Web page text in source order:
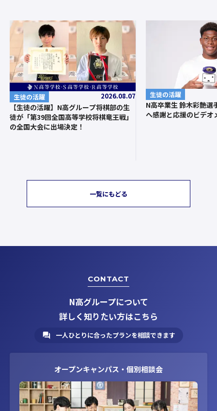
生徒の活躍 2026.08.07
【生徒の活躍】N高グループ将棋部の生
徒が「第39回全国高等学校将棋竜王戦」
の全国大会に出場決定！
生徒の活躍
N高卒業生 鈴木彩艶選
へ感謝と応援のビデオ
一覧にもどる
CONTACT
N高グループについて
詳しく知りたい方はこちら
一人ひとりに合ったプランを相談できます
オープンキャンパス・個別相談会